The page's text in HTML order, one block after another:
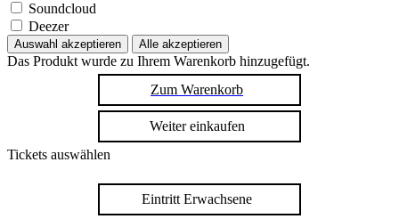
Soundcloud
Deezer
Auswahl akzeptieren Alle akzeptieren
Das Produkt wurde zu Ihrem Warenkorb hinzugefügt.
Zum Warenkorb
Weiter einkaufen
Tickets auswählen
Eintritt Erwachsene